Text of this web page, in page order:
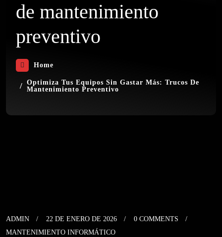
de mantenimiento
preventivo
Home
Optimiza Tus Equipos Sin Gastar Más: Trucos De
Mantenimiento Preventivo
ADMIN 22 DE ENERO DE 2026
0 COMMENTS
MANTENIMIENTO INFORMÁTICO